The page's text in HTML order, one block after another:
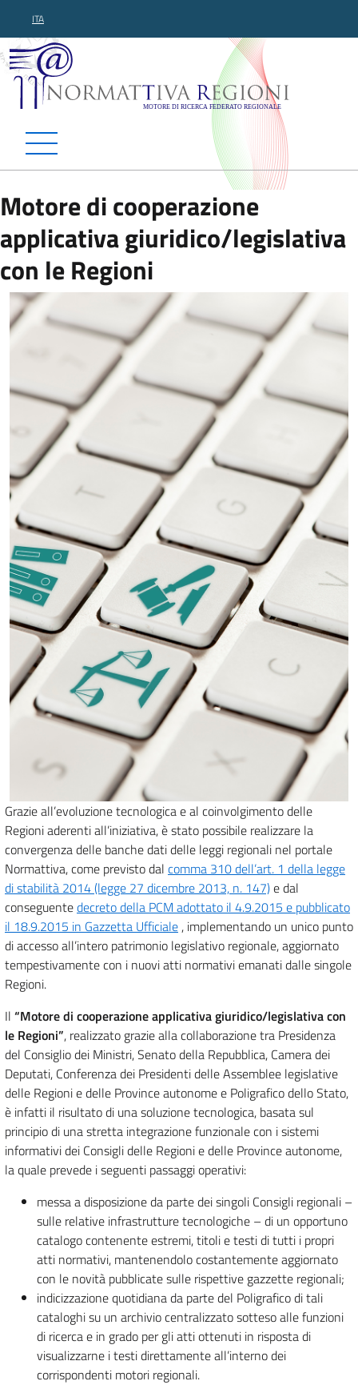
ITA
Normattiva Regioni -
Motore di cooperazione
applicativa giuridico/legislativa
con le Regioni
Grazie all’evoluzione tecnologica e al coinvolgimento delle
Regioni aderenti all’iniziativa, è stato possibile realizzare la
convergenza delle banche dati delle leggi regionali nel portale
Normattiva, come previsto dal comma 310 dell’art. 1 della legge
di stabilità 2014 (legge 27 dicembre 2013, n. 147)e dal
conseguentedecreto della PCM adottato il 4.9.2015 e pubblicato
il 18.9.2015 in Gazzetta Ufficiale , implementando un unico punto
di accesso all’intero patrimonio legislativo regionale, aggiornato
tempestivamente con i nuovi atti normativi emanati dalle singole
Regioni.
Il “Motore di cooperazione applicativa giuridico/legislativa con
le Regioni”, realizzato grazie alla collaborazione tra Presidenza
del Consiglio dei Ministri, Senato della Repubblica, Camera dei
Deputati, Conferenza dei Presidenti delle Assemblee legislative
delle Regioni e delle Province autonome e Poligrafico dello Stato,
è infatti il risultato di una soluzione tecnologica, basata sul
principio di una stretta integrazione funzionale con i sistemi
informativi dei Consigli delle Regioni e delle Province autonome,
la quale prevede i seguenti passaggi operativi:
messa a disposizione da parte dei singoli Consigli regionali –
sulle relative infrastrutture tecnologiche – di un opportuno
catalogo contenente estremi, titoli e testi di tutti i propri
atti normativi, mantenendolo costantemente aggiornato
con le novità pubblicate sulle rispettive gazzette regionali;
indicizzazione quotidiana da parte del Poligrafico di tali
cataloghi su un archivio centralizzato sotteso alle funzioni
di ricerca e in grado per gli atti ottenuti in risposta di
visualizzarne i testi direttamente all’interno dei
corrispondenti motori regionali.